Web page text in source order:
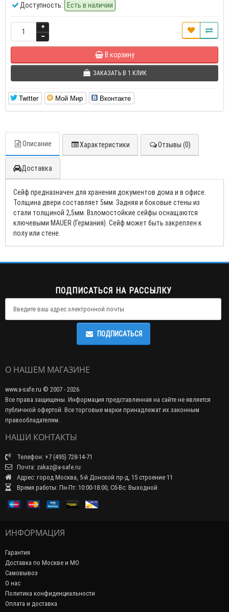
Доступность: Есть в наличии
В корзину
ЗАКАЗАТЬ В 1 КЛИК
Twitter Мой Мир Вконтакте
Описание Характеристики Отзывы (0)
Доставка
Сейф предназначен для хранения документов дома и в офисе.
Толщина двери составляет 5мм. Задняя и боковые стены из
стали толщиной 2,5мм. Взломостойкие сейфы оснащаются
ключевыми MAUER (Германия). Сейф может быть закреплен к
полу или стене.
ПОДПИСАТЬСЯ НА РАССЫЛКУ
ПОДПИСАТЬСЯ
О НАШЕМ МАГАЗИНЕ
www.a-safe.ru © 2007 - 2026
Все права защищены. Информация представленная на сайте не является
публичной офертой. Все торговые марки принадлежат их законным
правообладателям.
НАШИ КОНТАКТЫ
Телефон: +7 (495) 728-14-71
Почта: zakaz@a-safe.ru
Адрес: город Москва, 5-й Донской пр-д, 15 строение 11
Время работы: Пн-Пт: 10:00-18:00, Сб-Вс: Выходной
ИНФОРМАЦИЯ
Гарантия
Доставка по Москве и МО
Самовывоз
О нас
Политика конфиденциальности
Оплата и доставка